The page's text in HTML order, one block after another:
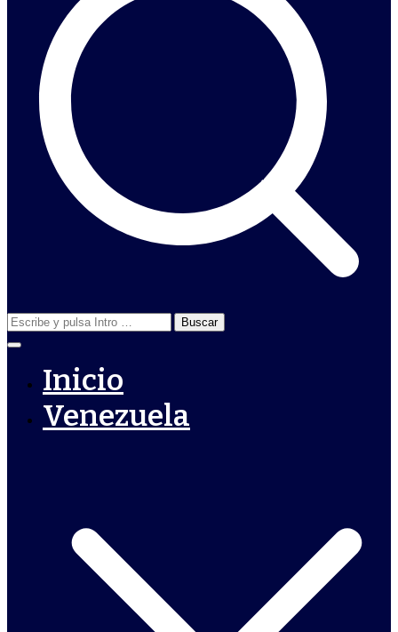
Buscar:
Inicio
Venezuela